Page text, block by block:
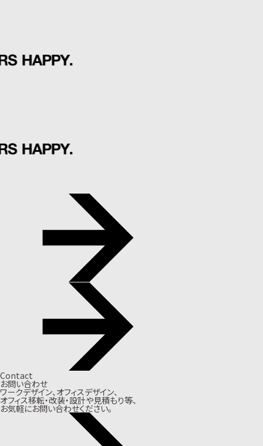
Contact
お問い合わせ
ワークデザイン、オフィスデザイン、
オフィス移転・改装・設計や見積もり等、
お気軽にお問い合わせください。